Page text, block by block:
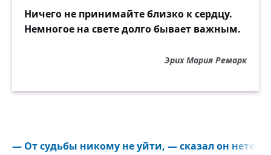
Ничего не принимайте близко к сердцу.
Немногое на свете долго бывает важным.
Эрих Мария Ремарк
— От судьбы никому не уйти, — сказал он